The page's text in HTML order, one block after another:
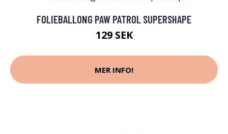
FOLIEBALLONG PAW PATROL SUPERSHAPE
129 SEK
MER INFO!